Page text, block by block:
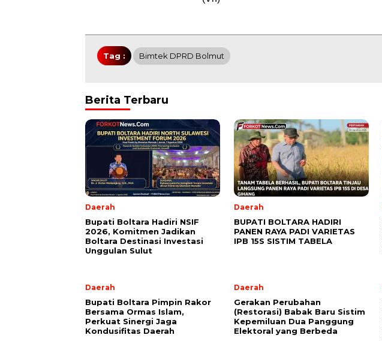
Tag : Bimtek DPRD Bolmut
Berita Terbaru
Daerah
Bupati Boltara Hadiri NSIF
2026, Komitmen Jadikan
Boltara Destinasi Investasi
Unggulan Sulut
Daerah
BUPATI BOLTARA HADIRI
PANEN RAYA PADI VARIETAS
IPB 15S SISTIM TABELA
Daerah
Bupati Boltara Pimpin Rakor
Bersama Ormas Islam,
Perkuat Sinergi Jaga
Kondusifitas Daerah
Daerah
Gerakan Perubahan
(Restorasi) Babak Baru Sistim
Kepemiluan Dua Panggung
Elektoral yang Berbeda